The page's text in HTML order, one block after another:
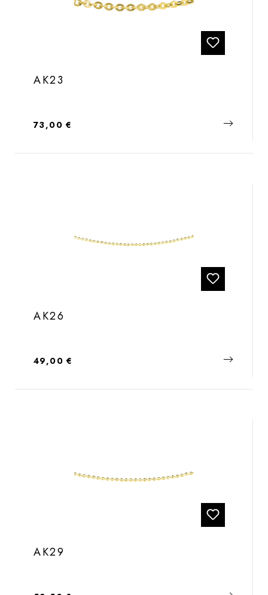
AK23
Regulärer Preis:
73,00 €
AK26
Regulärer Preis:
49,00 €
AK29